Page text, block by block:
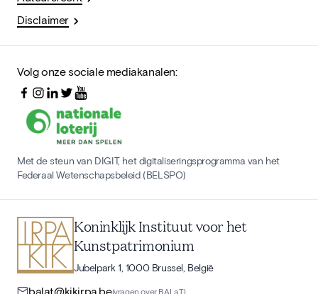
Disclaimer
Volg onze sociale mediakanalen:
Met de steun van DIGIT, het digitaliseringsprogramma van het
Federaal Wetenschapsbeleid (BELSPO)
Koninklijk Instituut voor het
Kunstpatrimonium
Jubelpark 1, 1000 Brussel, België
balat@kikirpa.be(vragen over BALaT)